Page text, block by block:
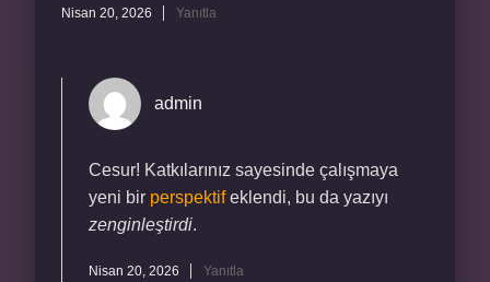
Nisan 20, 2026 Yanıtla
admin
Cesur! Katkılarınız sayesinde çalışmaya
yeni bir perspektifeklendi, bu da yazıyı
zenginleştirdi.
Nisan 20, 2026 Yanıtla